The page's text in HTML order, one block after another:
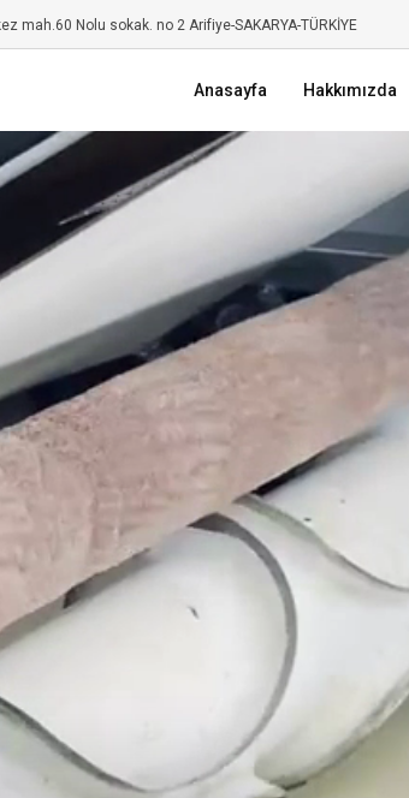
mah.60 Nolu sokak. no 2 Arifiye-SAKARYA-TÜRKİYE
Anasayfa Hakkımızda